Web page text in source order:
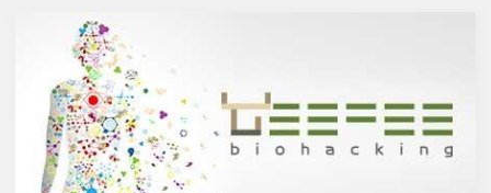
ていきます。
醸造酒と蒸留酒の違いとは？
主にお酒は製造方法によって醸
造酒と蒸留酒の2つと、香料や
糖分、果実などを加えた混成酒
に分けられます。醸造酒は、果
実や穀物のような糖分を含んだ
原料を酵母によりアルコール発
酵させて造られたもの。蒸留酒
ない植物化合物であるケルセチ
ンは、ブドウやリンゴなどの果
物や、ブロッコリやトマト、タ
マネギなどの野菜、お蕎麦にも